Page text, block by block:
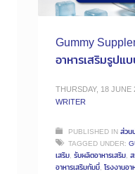
Gummy
อาหารเสริมรูปแ
THURSDAY, 18 JUNE
WRITER
PUBLISHED INส่วน
TAGGED UNDER:
เสริม, รับผลิตอาหารเสริม,
อาหารเสริมกัมมี่, โรงงานอา